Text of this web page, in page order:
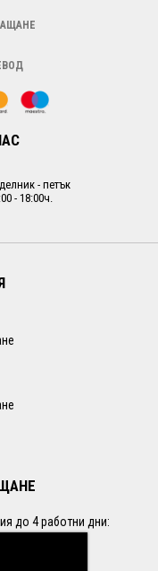
- петък
- 18:00ч.
до 4 работни дни: